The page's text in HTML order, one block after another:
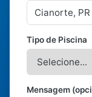
Tipo de Piscina
Mensagem